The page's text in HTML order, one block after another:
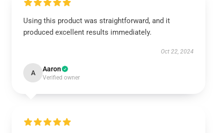
Using this product was straightforward, and it
produced excellent results immediately.
Oct 22, 2024
A Aaron
Verified owner